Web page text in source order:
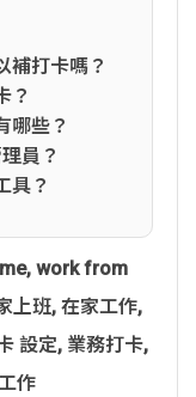
補打卡嗎？
？
哪些？
員？
具？
, work from
上班, 在家工作,
設定, 業務打卡,
作